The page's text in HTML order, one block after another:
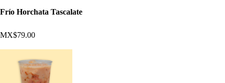
Frío Horchata Tascalate
MX$79.00